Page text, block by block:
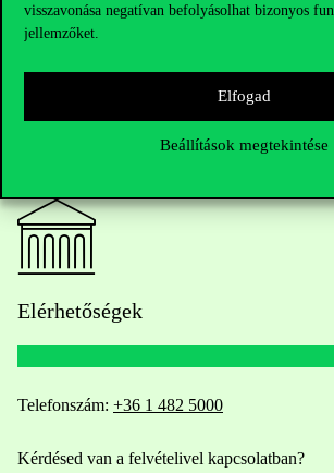
visszavonása negatívan befolyásolhat bizonyos
jellemzőket.
Elfogad
Beállítások megtekintése
Elérhetőségek
Telefonszám: +36 1 482 5000
Kérdésed van a felvételivel kapcsolatban?